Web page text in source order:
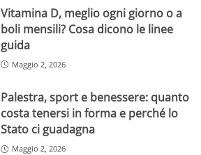
Vitamina D, meglio ogni giorno o a
boli mensili? Cosa dicono le linee
guida
Maggio 2, 2026
Palestra, sport e benessere: quanto
costa tenersi in forma e perché lo
Stato ci guadagna
Maggio 2, 2026